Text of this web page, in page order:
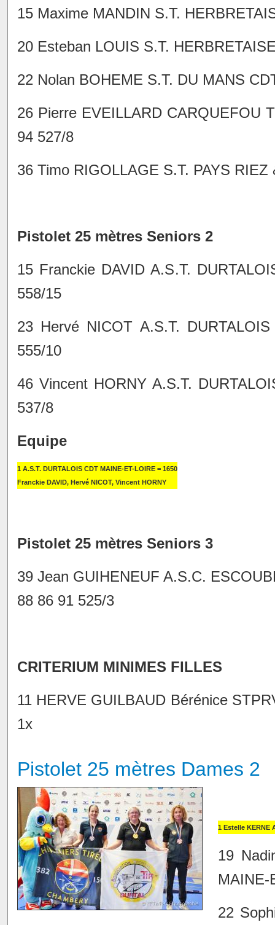
15 Maxime MANDIN S.T.
20 Esteban LOUIS S.T.
22 Nolan BOHEME S.T. DU MANS
26 Pierre EVEILLARD CARQUEFOU
94 527/8
36 Timo RIGOLLAGE S.T. PAYS
Pistolet 25 mètres Seniors 2
15 Franckie DAVID A.S.T.
558/15
23 Hervé NICOT A.S.T.
555/10
46 Vincent HORNY A.S.T.
537/8
Equipe
1 A.S.T. DURTALOIS CDT MAINE-ET-LOIRE = 1650
Franckie DAVID, Hervé NICOT, Vincent HORNY
Pistolet 25 mètres Seniors 3
39 Jean GUIHENEUF A.S.C.
88 86 91 525/3
CRITERIUM MINIMES FILLES
11 HERVE GUILBAUD Bérénice
1x
Pistolet 25 mètres Dames 2
1 Estelle KERNE
19
MAINE-
22